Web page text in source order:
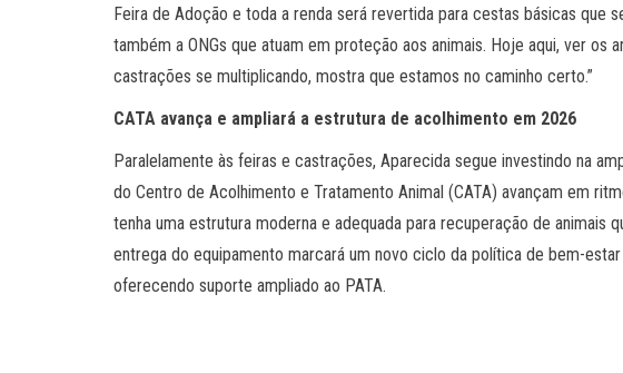
Feira de Adoção e toda a renda será revertida para cestas básicas que
também a ONGs que atuam em proteção aos animais. Hoje aqui, ver os
castrações se multiplicando, mostra que estamos no caminho certo.”
CATA avança e ampliará a estrutura de acolhimento em 2026
Paralelamente às feiras e castrações, Aparecida segue investindo na
do Centro de Acolhimento e Tratamento Animal (CATA) avançam em
tenha uma estrutura moderna e adequada para recuperação de animais
entrega do equipamento marcará um novo ciclo da política de bem-
oferecendo suporte ampliado ao PATA.